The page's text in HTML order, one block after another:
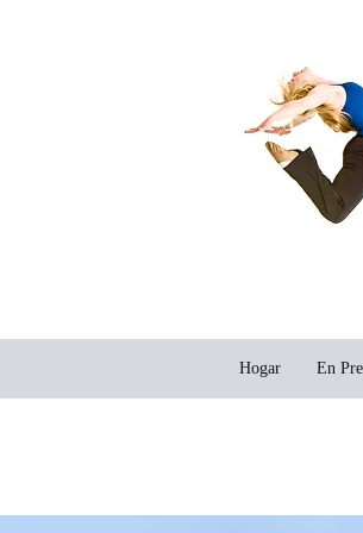
Hogar En